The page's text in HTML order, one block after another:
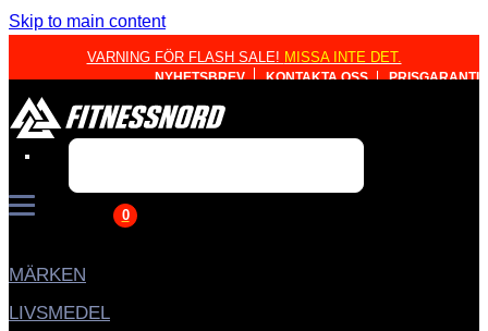
Skip to main content
VARNING FÖR FLASH SALE! MISSA INTE DET.
NYHETSBREV KONTAKTA OSS PRISGARANTI
0
MÄRKEN
LIVSMEDEL